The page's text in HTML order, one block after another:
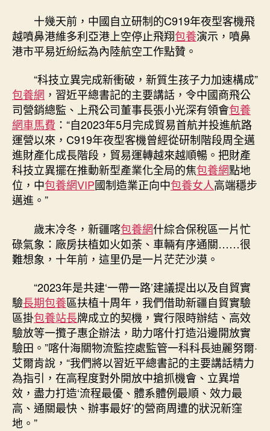
講
話
催
奮
進〉
中
十幾天前，中國自立研制的C919年夜型客機飛
越噴鼻港維多利亞港上空停止飛翔包養演示，噴鼻
港市平易近紛紜為內陸航空工作點贊。
“科技立異完成新衝破，新質生孩子力加速構成”
包養網 ，習近平總書記的主要講話，令中國商飛公
司營銷總監、上飛公司董事長張小光深有領會包養
網車馬費 ：“自2023年5月完成貿易首航并投進航路
運營以來，C919年夜型客機曾經從研制階段周全邁
進財產化成長階段，貿易運轉越來越順暢。把財產
科技立異擺在推動新型產業化全局的焦包養網點地
位，中包養網VIP國制造業正向中包養女人高端穩步
邁進。”
歲末冷冬，新疆喀包養網什綜合保稅區一片忙
碌氣象：廠房扶植如火如荼、車輛有序通關……很
難想象，十年前，這里仍是一片茫茫沙漠。
“2023年是共建‘一帶一路’建議提出以及自貿實
驗長期包養區扶植十周年，我們借助新疆自貿實驗
區掛包養站長牌成立的契機，實行限時辦結、高效
驗放等一攬子惠企辦法，助力喀什打造沿邊開放實
驗田。”喀什海關物流監控處監管一科科長迪麗努爾·
艾爾肯說，“我們將以習近平總書記的主要講話精力
為指引，在高程度對外開放中搶抓機會、立異增
效，盡力打造‘流程最優、體系體例最順、效力最
高、通關最快、辦事最好’的營商周遭的狀況新窪
地。”